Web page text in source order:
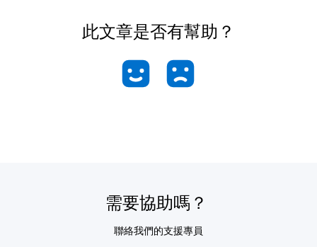
此文章是否有幫助？
需要協助嗎？
聯絡我們的支援專員